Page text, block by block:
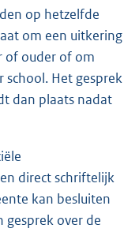
op hetzelfde
om een uitkering
of ouder of om
school. Het gesprek
dan plaats nadat
direct schriftelijk
kan besluiten
gesprek over de